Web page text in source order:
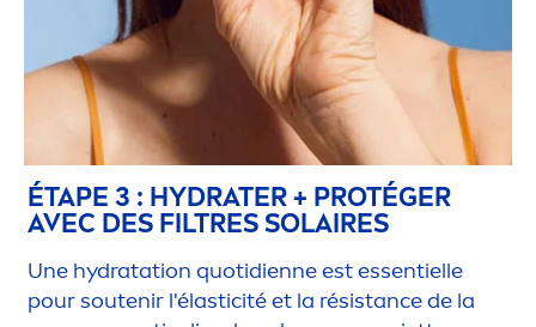
ÉTAPE 3 : HYDRATER + PROTÉGER
AVEC DES FILTRES SOLAIRES
Une hydratation quotidienne est essentielle
pour soutenir l'élasticité et la résistance de la